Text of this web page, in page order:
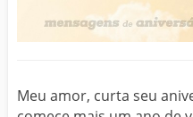
Meu amor, curta seu